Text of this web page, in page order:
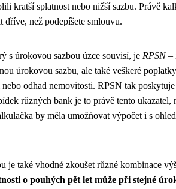
kratší splatnost nebo nižší sazbu. Právě
dříve, než podepíšete smlouvu.
s úrokovou sazbou úzce souvisí, je RPSN
úrokovou sazbu, ale také veškeré
odhad nemovitosti. RPSN tak
různých bank je to právě tento
by měla umožňovat výpočet i s
je také vhodné zkoušet různé kombinace
o pouhých pět let může při stejné